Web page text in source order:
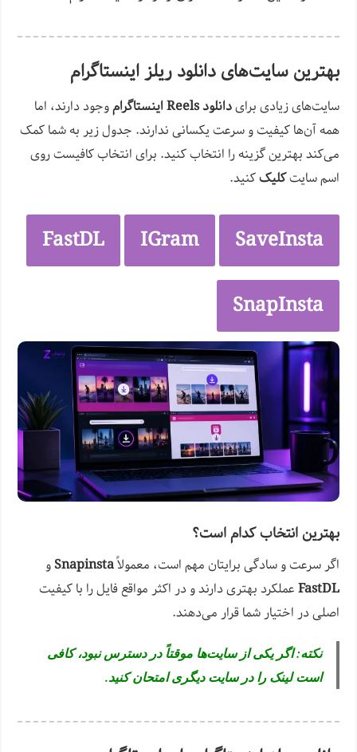
بهترین سایت‌های دانلود ریلز اینستاگرام
سایت‌های زیادی برایدانلود Reels اینستاگرام
وجود دارند، اما
همه آن‌ها کیفیت و سرعت یکسانی ندارند. جدول زیر به شما کمک
می‌کند بهترین گزینه را انتخاب کنید. برای انتخاب کافیست روی
اسم سایتکلیککنید.
SaveInsta
IGram
FastDL
SnapInsta
بهترین انتخاب کدام است؟
اگر سرعت و سادگی برایتان مهم است، معمولاًSnapinstaو
FastDLعملکرد بهتری دارند و در اکثر مواقع فایل را با کیفیت
اصلی در اختیار شما قرار می‌دهند.
نکته: اگر یکی از سایت‌ها موقتاً در دسترس نبود، کافی
است لینک را در سایت دیگری امتحان کنید.